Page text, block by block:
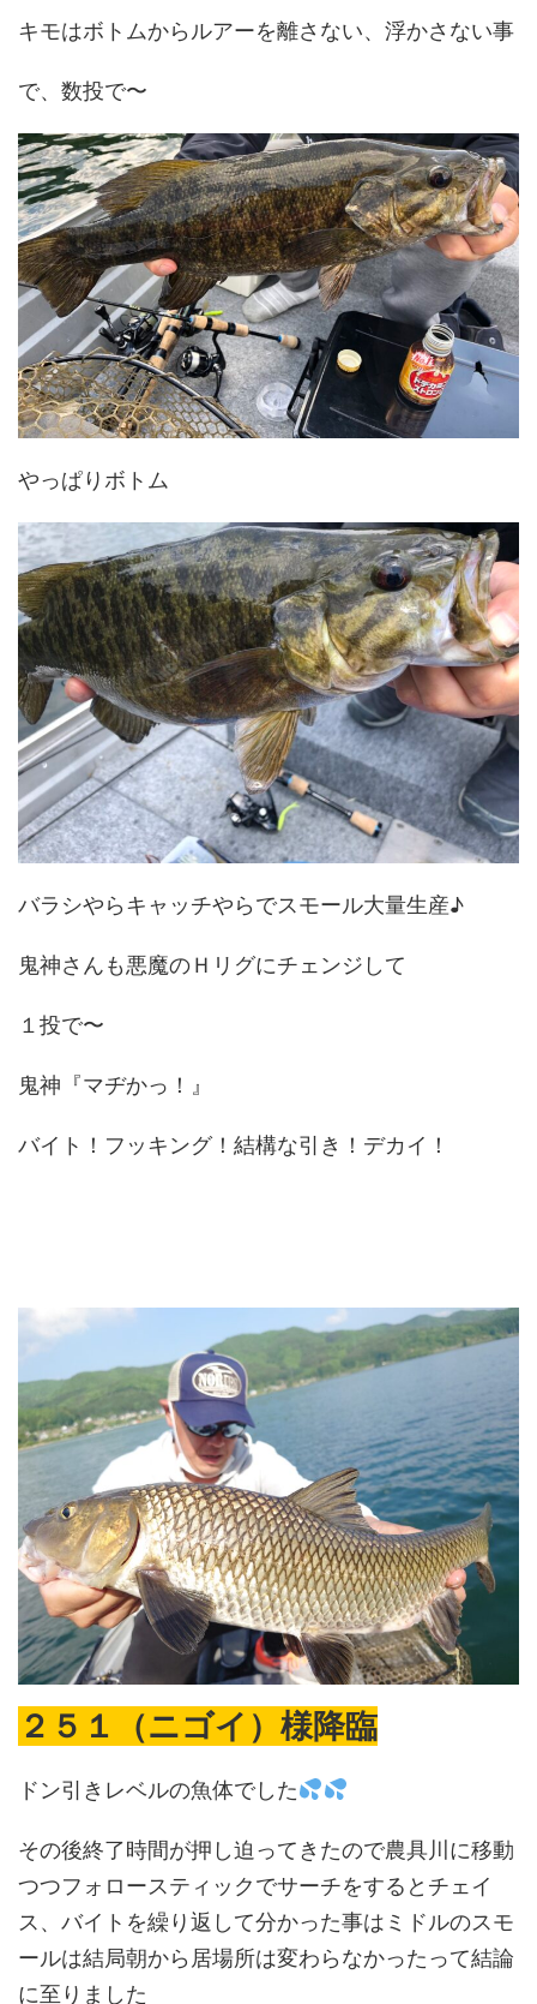
キモはボトムからルアーを離さない、浮かさない事
で、数投で〜
やっぱりボトム
バラシやらキャッチやらでスモール大量生産♪
鬼神さんも悪魔のＨリグにチェンジして
１投で〜
鬼神『マヂかっ！』
バイト！フッキング！結構な引き！デカイ！
２５１（ニゴイ）様降臨
ドン引きレベルの魚体でした
その後終了時間が押し迫ってきたので農具川に移動
つつフォロースティックでサーチをするとチェイ
ス、バイトを繰り返して分かった事はミドルのスモ
ールは結局朝から居場所は変わらなかったって結論
に至りました